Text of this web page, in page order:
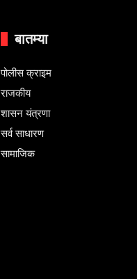
बातम्या
पोलीस क्राइम
राजकीय
शासन यंत्रणा
सर्व साधारण
सामाजिक